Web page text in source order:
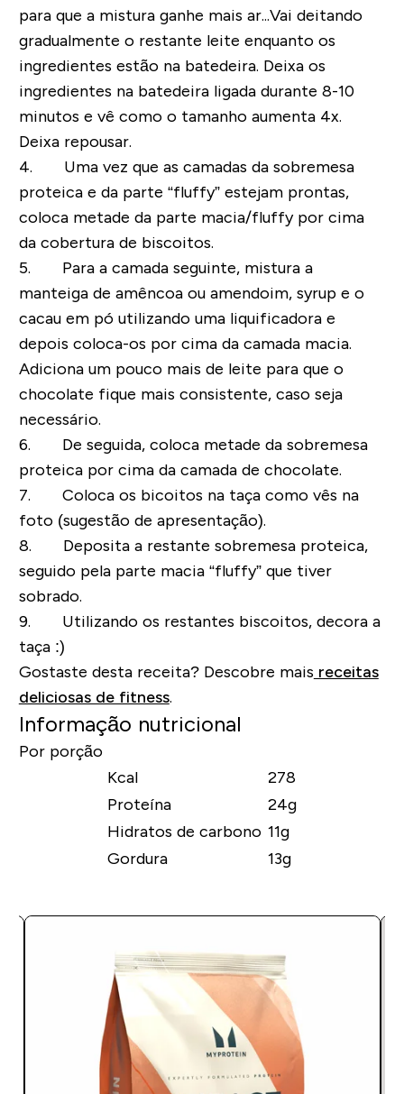
para que a mistura ganhe mais ar...Vai deitando
gradualmente o restante leite enquanto os
ingredientes estão na batedeira. Deixa os
ingredientes na batedeira ligada durante 8-10
minutos e vê como o tamanho aumenta 4x.
Deixa repousar.
4. Uma vez que as camadas da sobremesa
proteica e da parte “fluffy” estejam prontas,
coloca metade da parte macia/fluffy por cima
da cobertura de biscoitos.
5. Para a camada seguinte, mistura a
manteiga de amêncoa ou amendoim, syrup e o
cacau em pó utilizando uma liquificadora e
depois coloca-os por cima da camada macia.
Adiciona um pouco mais de leite para que o
chocolate fique mais consistente, caso seja
necessário.
6. De seguida, coloca metade da sobremesa
proteica por cima da camada de chocolate.
7. Coloca os bicoitos na taça como vês na
foto (sugestão de apresentação).
8. Deposita a restante sobremesa proteica,
seguido pela parte macia “fluffy” que tiver
sobrado.
9. Utilizando os restantes biscoitos, decora a
taça :)
Gostaste desta receita? Descobre mais receitas
deliciosas de fitness.
Informação nutricional
Por porção
Kcal
278
Proteína
24g
Hidratos de carbono 11g
Gordura
13g